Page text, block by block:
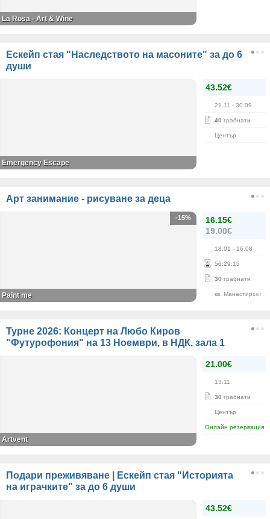
La Rosa - Art & Wine
Ескейп стая "Наследството на масоните" за до 6
души
43.52€
21.11 - 30.09
40 грабнати
Център
Emergency Escape
Арт занимание - рисуване за деца
16.15€
19.00€
18.01 - 16.08
56:29:15
30 грабнати
кв. Манастирски
-15%
Paint me
Турне 2026: Концерт на Любо Киров
"Футурофония" на 13 Ноември, в НДК, зала 1
21.00€
13.11
30 грабнати
Център
Онлайн резервация
Artvent
Подари преживяване | Ескейп стая "Историята
на играчките" за до 6 души
43.52€